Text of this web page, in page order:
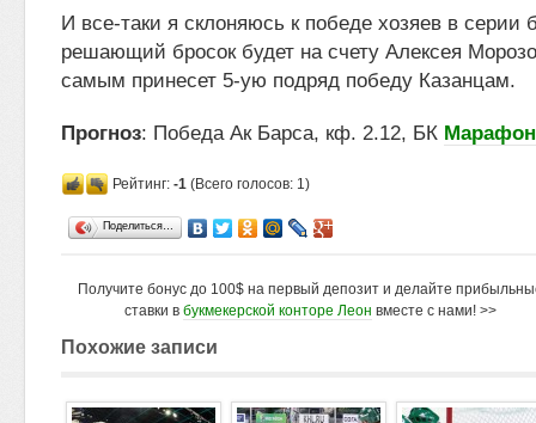
И все-таки я склоняюсь к победе хозяев в серии
решающий бросок будет на счету Алексея
самым принесет 5-ую подряд победу Казанцам.
Прогноз: Победа Ак Барса, кф. 2.12, БК Марафон
Рейтинг: -1 (Всего голосов: 1)
Поделиться…
Получите бонус до 100$ на первый депозит и делайте
ставки в букмекерской конторе Леон вместе с нами! >>
Похожие записи